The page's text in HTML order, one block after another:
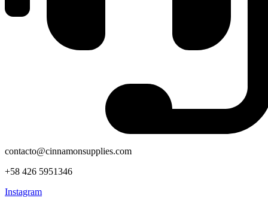
contacto@cinnamonsupplies.com
+58 426 5951346
Instagram